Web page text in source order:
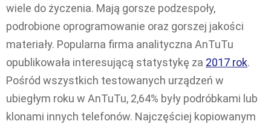
wiele do życzenia. Mają gorsze podzespoły,
podrobione oprogramowanie oraz gorszej jakości
materiały. Popularna firma analityczna AnTuTu
opublikowała interesującą statystykę za 2017 rok.
Pośród wszystkich testowanych urządzeń w
ubiegłym roku w AnTuTu, 2,64% były podróbkami lub
klonami innych telefonów. Najczęściej kopiowanym